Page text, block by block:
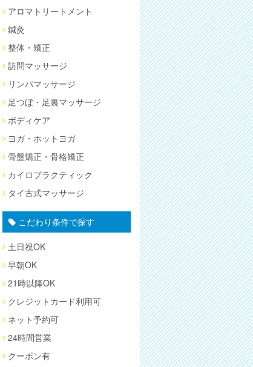
アロマトリートメント
鍼灸
整体・矯正
訪問マッサージ
リンパマッサージ
足つぼ・足裏マッサージ
ボディケア
ヨガ・ホットヨガ
骨盤矯正・骨格矯正
カイロプラクティック
タイ古式マッサージ
こだわり条件で探す
土日祝OK
早朝OK
21時以降OK
クレジットカード利用可
ネット予約可
24時間営業
クーポン有